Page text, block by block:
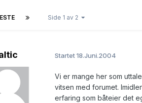
Side 1 av 2
Startet18.Juni.2004
Vi er mange her som
vitsen med forumet.
erfaring som båteier det